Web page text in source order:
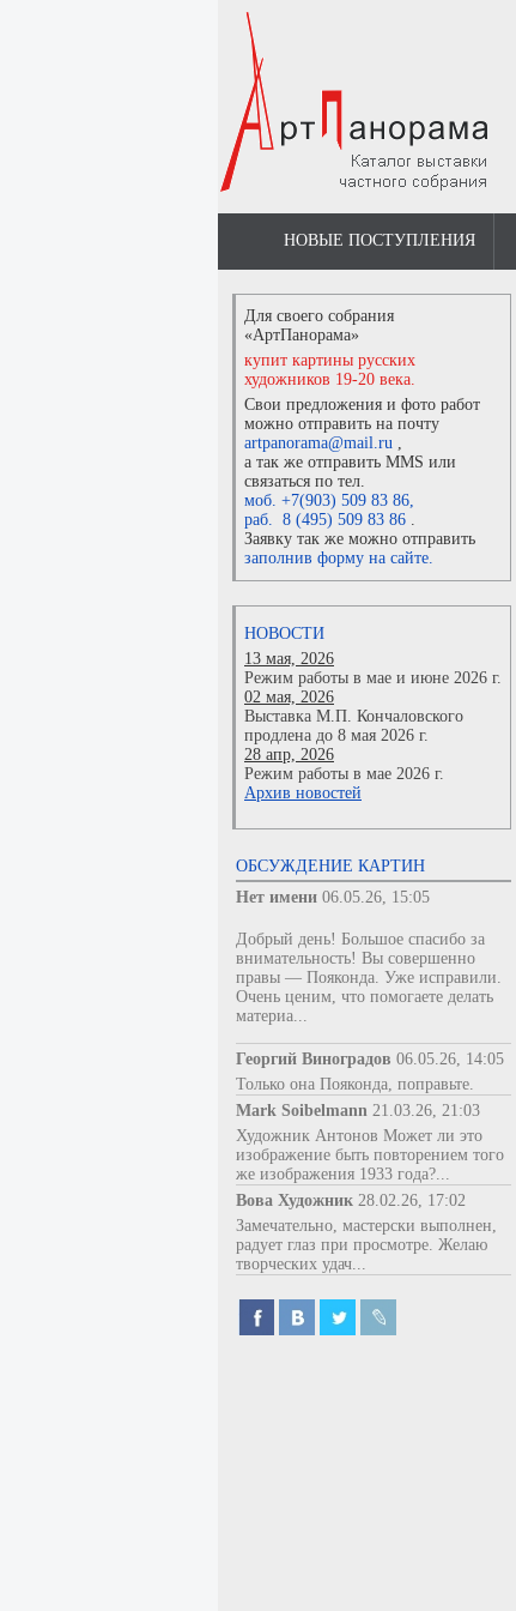
НОВЫЕ ПОСТУПЛЕНИЯ
Для своего собрания
«АртПанорама»
купит картины русских
художников 19-20 века.
Свои предложения и фото работ
можно отправить на почту
artpanorama@mail.ru ,
а так же отправить MMS или
связаться по тел.
моб. +7(903) 509 83 86,
раб. 8 (495) 509 83 86 .
Заявку так же можно отправить
заполнив форму на сайте.
НОВОСТИ
13 мая, 2026
Режим работы в мае и июне 2026 г.
02 мая, 2026
Выставка М.П. Кончаловского
продлена до 8 мая 2026 г.
28 апр, 2026
Режим работы в мае 2026 г.
Архив новостей
ОБСУЖДЕНИЕ КАРТИН
Нет имени 06.05.26, 15:05
Добрый день! Большое спасибо за
внимательность! Вы совершенно
правы — Пояконда. Уже исправили.
Очень ценим, что помогаете делать
материа...
Георгий Виноградов 06.05.26, 14:05
Только она Пояконда, поправьте.
Mark Soibelmann 21.03.26, 21:03
Художник Антонов Может ли это
изображение быть повторением того
же изображения 1933 года?...
Вова Художник 28.02.26, 17:02
Замечательно, мастерски выполнен,
радует глаз при просмотре. Желаю
творческих удач...